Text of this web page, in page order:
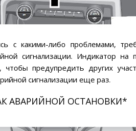
с какими-либо проблемами,
сигнализации. Индикатор на
предупредить других
сигнализации еще раз.
АВАРИЙНОЙ ОСТАНОВКИ*